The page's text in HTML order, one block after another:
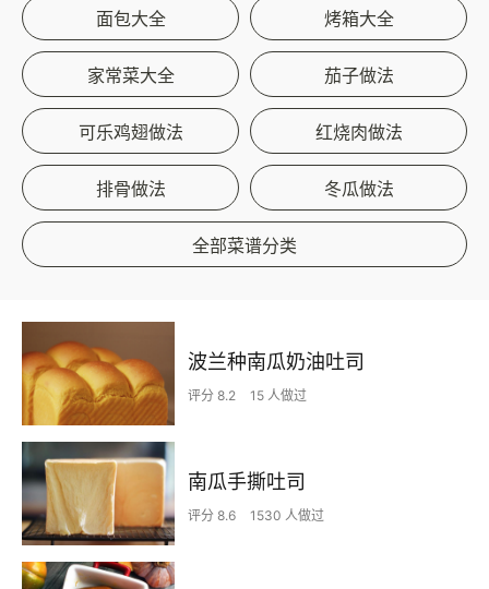
面包大全 烤箱大全
家常菜大全 茄子做法
可乐鸡翅做法 红烧肉做法
排骨做法 冬瓜做法
全部菜谱分类
波兰种南瓜奶油吐司
评分 8.2 15 人做过
南瓜手撕吐司
评分 8.6 1530 人做过